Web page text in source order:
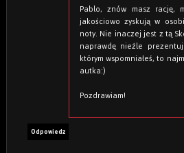
Pablo, znów masz rację,
jakościowo zyskują w
noty. Nie inaczej jest z tą
naprawdę nieźle
którym wspomniałeś, to
autka:)
Pozdrawiam!
Odpowiedz